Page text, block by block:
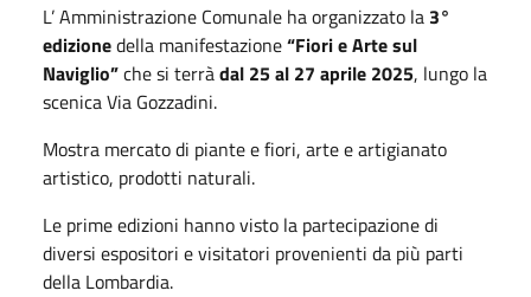
L’ Amministrazione Comunale ha organizzato la 3°
edizionedella manifestazione“Fiori e Arte sul
Naviglio”che si terràdal 25 al 27 aprile 2025, lungo la
scenica Via Gozzadini.
Mostra mercato di piante e fiori, arte e artigianato
artistico, prodotti naturali.
Le prime edizioni hanno visto la partecipazione di
diversi espositori e visitatori provenienti da più parti
della Lombardia.